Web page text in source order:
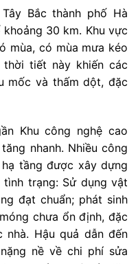
Bắc thành phố Hà
30 km. Khu vực
mùa, có mùa mưa kéo
tiết này khiến các
mốc và thấm dột, đặc
Khu công nghệ cao
nhanh. Nhiều công
tầng được xây dựng
trạng: Sử dụng vật
đạt chuẩn; phát sinh
chưa ổn định, đặc
Hậu quả dẫn đến
nề về chi phí sửa